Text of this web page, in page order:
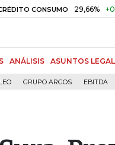
29,66% +0,87%
ANÁLISIS ASUNTOS
GRUPO ARGOS EBITDA